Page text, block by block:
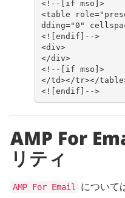
<!--[if mso]>
<table
dding="0"
<![endif]-->
<div>
</div>
<!--[if mso]>
</td></tr></
<![endif]-->
AMP For
リティ
AMP For Email
について